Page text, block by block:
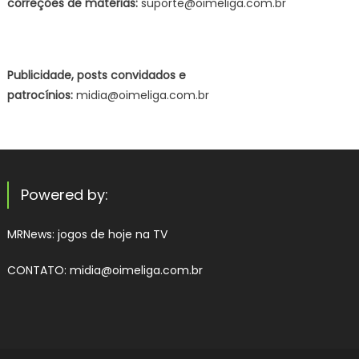
Publicidade, posts convidados e
patrocínios:midia@oimeliga.com.br
Powered by:
MRNews: jogos de hoje na TV
CONTATO: midia@oimeliga.com.br